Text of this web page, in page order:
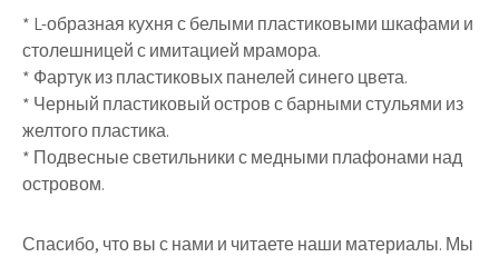
* L-образная кухня с белыми пластиковыми шкафами и
столешницей с имитацией мрамора.
* Фартук из пластиковых панелей синего цвета.
* Черный пластиковый остров с барными стульями из
желтого пластика.
* Подвесные светильники с медными плафонами над
островом.
Спасибо, что вы с нами и читаете наши материалы. Мы